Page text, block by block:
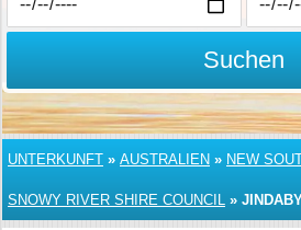
Suchen
UNTERKUNFT » AUSTRALIEN » NEW
SNOWY RIVER SHIRE COUNCIL »